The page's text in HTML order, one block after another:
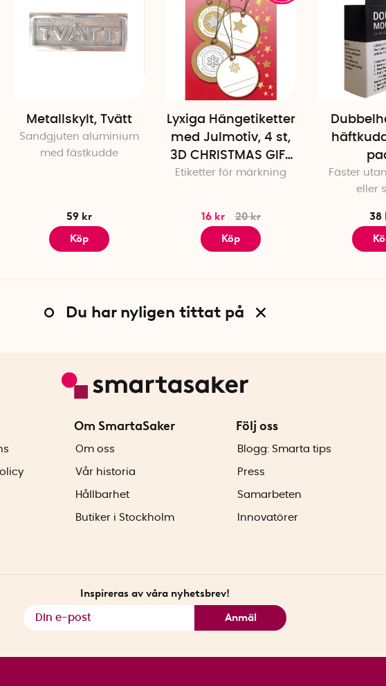
Metallskylt, Tvätt
Sandgjuten aluminium
med fästkudde
59 kr
Köp
Lyxiga Hängetiketter
med Julmotiv, 4 st,
3D CHRISTMAS GIFT
TAGS, Ø 5 cm
Etiketter för märkning
16 kr
20 kr
Köp
Fäster
eller
38
Du har nyligen tittat på
Om SmartaSaker
Om oss
Vår historia
Hållbarhet
Butiker i Stockholm
Följ oss
Blogg: Smarta tips
Press
Samarbeten
Innovatörer
Inspireras av våra nyhetsbrev!
Anmäl